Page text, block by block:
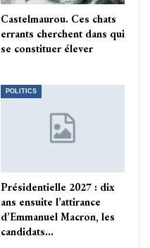
Castelmaurou. Ces chats
errants cherchent dans qui
se constituer élever
POLITICS
Présidentielle 2027 : dix
ans ensuite l’attirance
d’Emmanuel Macron, les
candidats…